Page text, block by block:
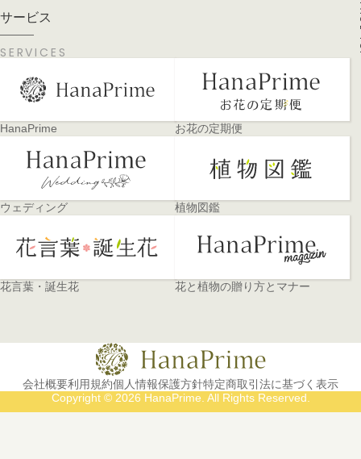
サービス
SERVICES
HanaPrime お花の定期便
ウェディング 植物図鑑
花言葉・誕生花 花と植物の贈り方とマナー
会社概要利用規約個人情報保護方針特定商取引法に基づく表示
Copyright © 2026 HanaPrime. All Rights Reserved.